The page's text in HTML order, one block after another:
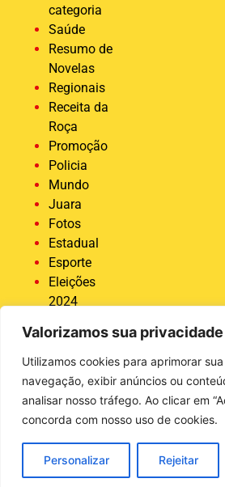
Valorizamos sua privacidade
Utilizamos cookies para aprimorar
navegação, exibir anúncios ou
analisar nosso tráfego. Ao clicar em
concorda com nosso uso de cookies.
Personalizar Rejeitar
categoria
Saúde
Resumo de
Novelas
Regionais
Receita da
Roça
Promoção
Policia
Mundo
Juara
Fotos
Estadual
Esporte
Eleições
2024
Destaque
COVID 19
Brasil
Bastidores
da Tucunaré
Agro